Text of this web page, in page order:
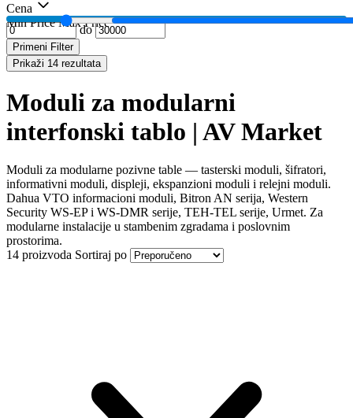
Cena
Min Price Max Price
do
Primeni Filter
Prikaži 14 rezultata
Moduli za modularni
interfonski tablo | AV Market
Moduli za modularne pozivne table — tasterski moduli, šifratori,
informativni moduli, displeji, ekspanzioni moduli i relejni moduli.
Dahua VTO informacioni moduli, Bitron AN serija, Western
Security WS-EP i WS-DMR serije, TEH-TEL serije, Urmet. Za
modularne instalacije u stambenim zgradama i poslovnim
prostorima.
14 proizvoda Sortiraj po